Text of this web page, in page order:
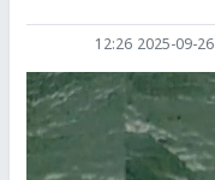
2025-09-26 12:26